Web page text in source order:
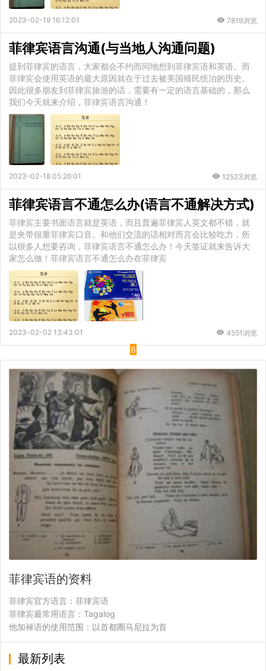
2023-02-19 16:12:01 7819浏览
菲律宾语言沟通(与当地人沟通问题)
提到菲律宾的语言，大家都会不约而同地想到菲律宾语和英语。而
菲律宾会使用英语的最大原因就在于过去被美国殖民统治的历史。
因此很多朋友到菲律宾旅游的话，需要有一定的语言基础的，那么
我们今天就来介绍，菲律宾语言沟通！
2023-02-18 05:26:01 12523浏览
菲律宾语言不通怎么办(语言不通解决方式)
菲律宾主要书面语言就是英语，而且普遍菲律宾人英文都不错，就
是夹带很重菲律宾口音。和他们交流的话相对而言会比较吃力，所
以很多人想要咨询，菲律宾语言不通怎么办！今天签证就来告诉大
家怎么做！菲律宾语言不通怎么办在菲律宾
2023-02-02 13:43:01 4551浏览
6
菲律宾语的资料
菲律宾官方语言：菲律宾语
菲律宾最常用语言：Tagalog
他加禄语的使用范围：以首都圈马尼拉为首
最新列表